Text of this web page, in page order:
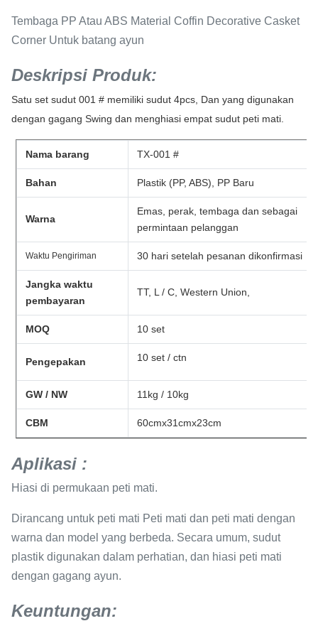
Tembaga PP Atau ABS Material Coffin Decorative Casket
Corner Untuk batang ayun
Deskripsi Produk:
Satu set sudut 001 # memiliki sudut 4pcs, Dan yang digunakan
dengan gagang Swing dan menghiasi empat sudut peti mati.
Nama barang TX-001 #
Bahan Plastik (PP, ABS), PP Baru
Warna
Emas, perak, tembaga dan sebagai
permintaan pelanggan
Waktu Pengiriman 30 hari setelah pesanan dikonfirmasi
Jangka waktu
pembayaran
TT, L / C, Western Union,
MOQ 10 set
Pengepakan 10 set / ctn
GW / NW 11kg / 10kg
CBM 60cmx31cmx23cm
Aplikasi :
Hiasi di permukaan peti mati.
Dirancang untuk peti mati Peti mati dan peti mati dengan
warna dan model yang berbeda. Secara umum, sudut
plastik digunakan dalam perhatian, dan hiasi peti mati
dengan gagang ayun.
Keuntungan: